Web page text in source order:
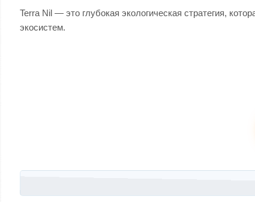
Terra Nil — это глубокая экологическая стратегия,
экосистем.
Запись навигация